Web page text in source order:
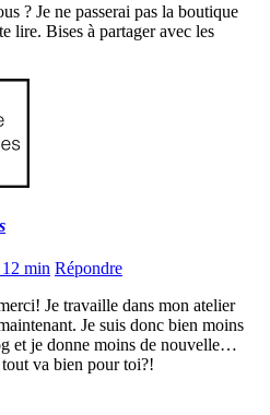
? Je ne passerai pas la boutique
lire. Bises à partager avec les
min Répondre
Je travaille dans mon atelier
Je suis donc bien moins
et je donne moins de nouvelle…
tout va bien pour toi?!